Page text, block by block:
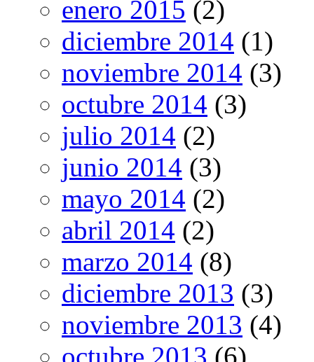
enero 2015 (2)
diciembre 2014 (1)
noviembre 2014 (3)
octubre 2014 (3)
julio 2014 (2)
junio 2014 (3)
mayo 2014 (2)
abril 2014 (2)
marzo 2014 (8)
diciembre 2013 (3)
noviembre 2013 (4)